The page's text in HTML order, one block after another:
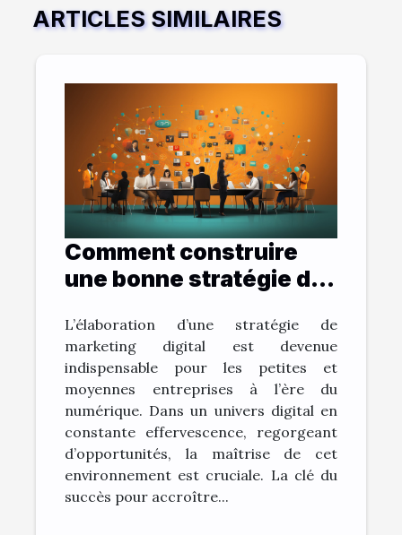
ARTICLES SIMILAIRES
Comment construire
une bonne stratégie de
L’élaboration d’une stratégie de
marketing digital est devenue
indispensable pour les petites et
moyennes entreprises à l’ère du
numérique. Dans un univers digital en
constante effervescence, regorgeant
d’opportunités, la maîtrise de cet
environnement est cruciale. La clé du
succès pour accroître...